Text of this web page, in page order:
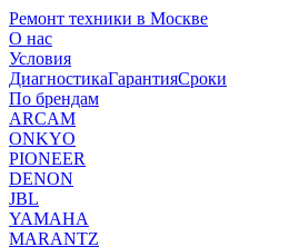
Ремонт техники в Москве
О нас
Условия
ДиагностикаГарантияСроки
По брендам
ARCAM
ONKYO
PIONEER
DENON
JBL
YAMAHA
MARANTZ